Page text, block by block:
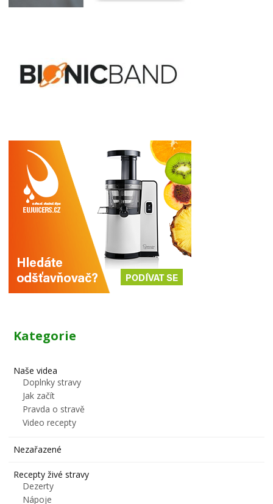
Kategorie
Naše videa
Doplnky stravy
Jak začít
Pravda o stravě
Video recepty
Nezařazené
Recepty živé stravy
Dezerty
Nápoje